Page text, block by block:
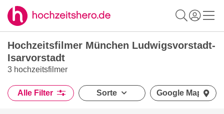
Hochzeitsfilmer München Ludwigsvorstadt-
Isarvorstadt
3 hochzeitsfilmer
Alle Filter Sorte Google Maps